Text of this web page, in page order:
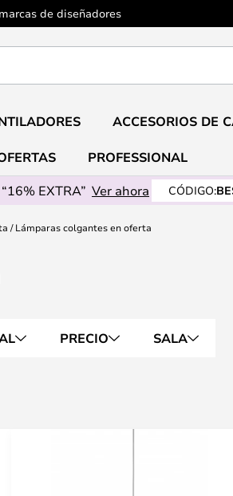
de diseñadores
ACCESORIOS DE
PROFESSIONAL
EXTRA” Ver ahora CÓDIGO:
Lámparas colgantes en oferta
PRECIO SALA